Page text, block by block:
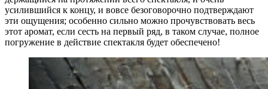
усилившийся к концу, и вовсе безоговорочно подтверждают
эти ощущения; особенно сильно можно прочувствовать весь
этот аромат, если сесть на первый ряд, в таком случае, полное
погружение в действие спектакля будет обеспечено!